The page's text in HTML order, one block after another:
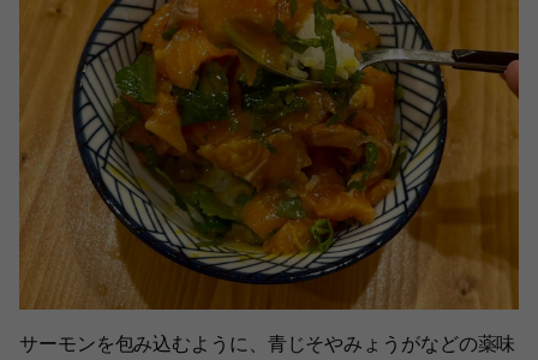
サーモンを包み込むように、青じそやみょうがなどの薬味